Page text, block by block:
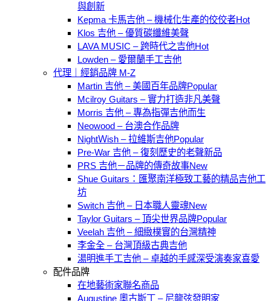
與創新
Kepma 卡馬吉他 – 機械化生產的佼佼者
Klos 吉他 – 優質碳纖維美聲
LAVA MUSIC – 跨時代之吉他
Lowden – 愛爾蘭手工吉他
代理｜經銷品牌 M-Z
Martin 吉他 – 美國百年品牌
Mcilroy Guitars – 實力打造非凡美聲
Morris 吉他 – 專為指彈吉他而生
Neowood – 台澳合作品牌
NightＷish – 拉維斯吉他
Pre-War 吉他 – 復刻歷史的老聲新品
PRS 吉他－品牌的傳奇故事
Shue Guitars：匯聚南洋極致工藝的精品吉他工
坊
Switch 吉他 – 日本職人靈魂
Taylor Guitars – 頂尖世界品牌
Veelah 吉他 – 細緻樸實的台灣精神
李金全 – 台灣頂級古典吉他
湯明進手工吉他 – 卓越的手感深受演奏家喜愛
配件品牌
在地藝術家聯名商品
Augustine 奧古斯丁 – 尼龍弦發明家